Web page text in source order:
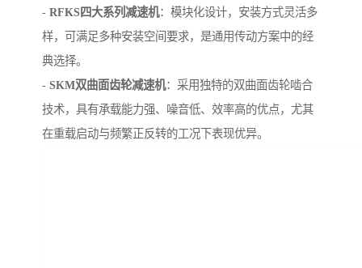
- RFKS四大系列减速机：模块化设计，安装方式灵活多
样，可满足多种安装空间要求，是通用传动方案中的经
典选择。
- SKM双曲面齿轮减速机：采用独特的双曲面齿轮啮合
技术，具有承载能力强、噪音低、效率高的优点，尤其
在重载启动与频繁正反转的工况下表现优异。